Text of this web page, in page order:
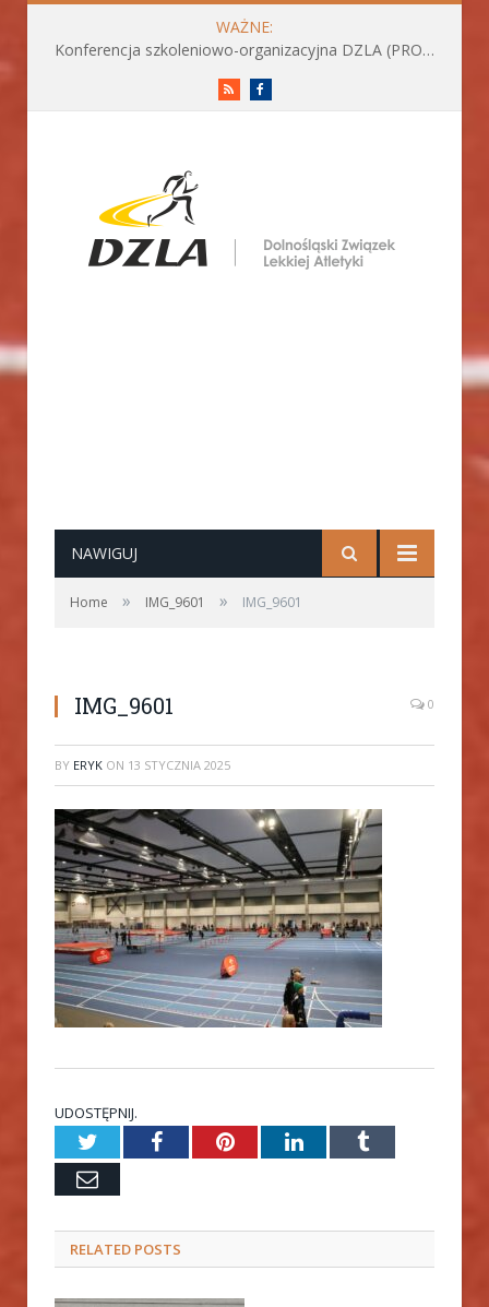
WAŻNE:
Konferencja szkoleniowo-organizacyjna DZLA (PROGRAM już do pobrania)
RSS
NAWIGUJ
Home » IMG_9601 » IMG_9601
IMG_9601 0
BY ERYK ON 13 STYCZNIA 2025
UDOSTĘPNIJ.
TwitterFacebookPinterestLinkedInTumblr
Email
RELATED POSTS